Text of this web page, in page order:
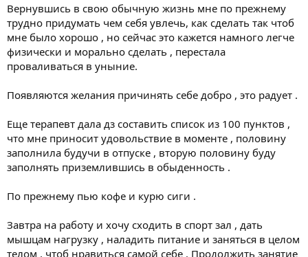
Вернувшись в свою обычную жизнь мне по прежнему
трудно придумать чем себя увлечь, как сделать так чтоб
мне было хорошо , но сейчас это кажется намного легче
физически и морально сделать , перестала
проваливаться в уныние.
Появляются желания причинять себе добро , это радует .
Еще терапевт дала дз составить список из 100 пунктов ,
что мне приносит удовольствие в моменте , половину
заполнила будучи в отпуске , вторую половину буду
заполнять приземлившись в обыденность .
По прежнему пью кофе и курю сиги .
Завтра на работу и хочу сходить в спорт зал , дать
мышцам нагрузку , наладить питание и заняться в целом
телом , чтоб нравиться самой себе . Продолжить занятие